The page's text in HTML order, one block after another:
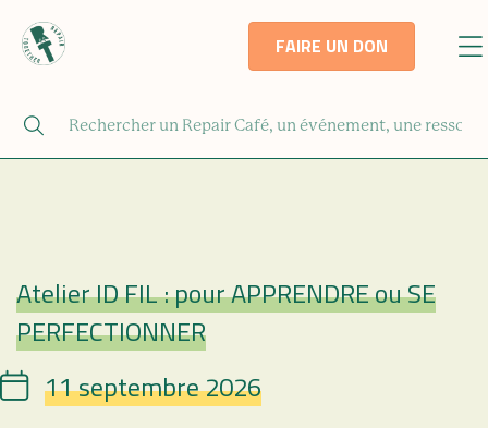
FAIRE UN DON
Repair Café
Atelier ID FIL : pour APPRENDRE ou SE
PERFECTIONNER
Date 11 septembre 2026